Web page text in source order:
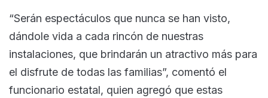
“Serán espectáculos que nunca se han visto,
dándole vida a cada rincón de nuestras
instalaciones, que brindarán un atractivo más para
el disfrute de todas las familias”, comentó el
funcionario estatal, quien agregó que estas